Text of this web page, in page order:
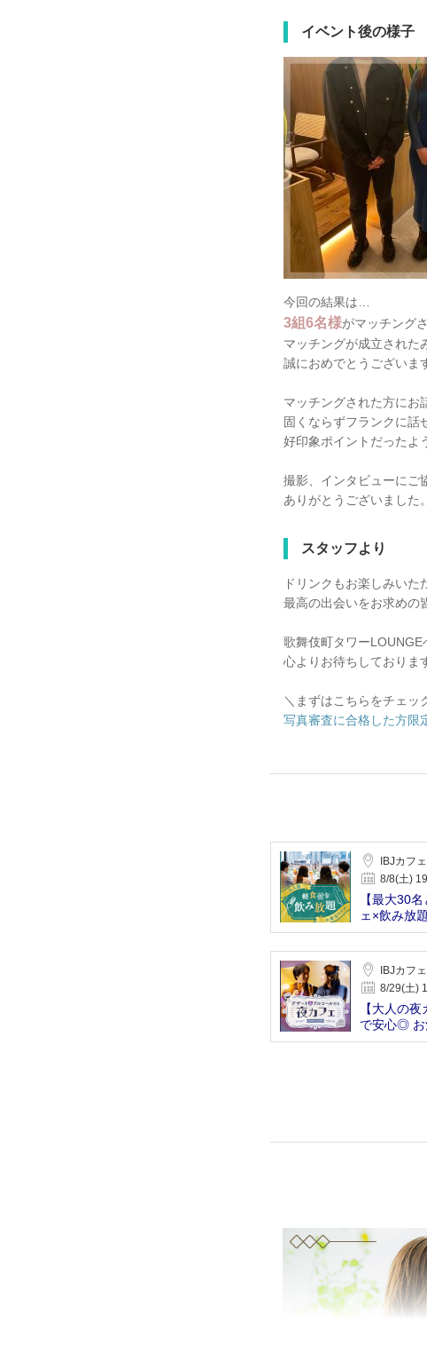
イベント後の様子
今回の結果は…
3組6名様がマッチング
マッチングが成立された
誠におめでとうございま
マッチングされた方にお
固くならずフランクに話
好印象ポイントだったよ
撮影、インタビューにご
ありがとうございました。
スタッフより
ドリンクもお楽しみいた
最高の出会いをお求めの
歌舞伎町タワーLOUNGE
心よりお待ちしておりま
＼まずはこちらをチェッ
写真審査に合格した方限
IBJカフェ
8/8(土)
【最大30
ェ×飲み放
IBJカフェ
8/29(土)
【大人の
で安心◎ お
会